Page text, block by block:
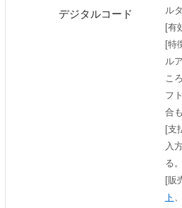
デジタルコード
ル
[有
[特
ル
こ
フ
合
[支
入
る。
[販
ト 、